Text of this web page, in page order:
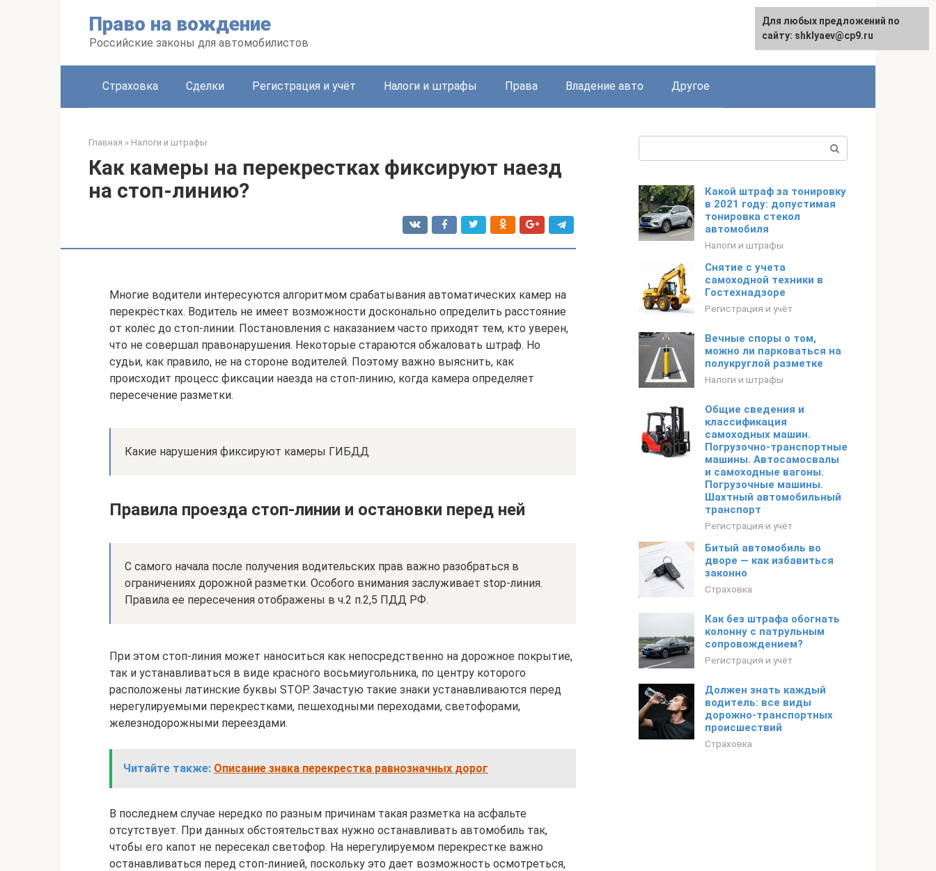
Право на вождение
Российские законы для автомобилистов
Страховка Сделки Регистрация и учёт Налоги и штрафы Права Владение авто Другое
Главная » Налоги и штрафы
Как камеры на перекрестках фиксируют наезд
на стоп-линию?
Многие водители интересуются алгоритмом срабатывания автоматических камер на
перекрёстках. Водитель не имеет возможности досконально определить расстояние
от колёс до стоп-линии. Постановления с наказанием часто приходят тем, кто уверен,
что не совершал правонарушения. Некоторые стараются обжаловать штраф. Но
судьи, как правило, не на стороне водителей. Поэтому важно выяснить, как
происходит процесс фиксации наезда на стоп-линию, когда камера определяет
пересечение разметки.
Какие нарушения фиксируют камеры ГИБДД
Правила проезда стоп-линии и остановки перед ней
С самого начала после получения водительских прав важно разобраться в
ограничениях дорожной разметки. Особого внимания заслуживает stop-линия.
Правила ее пересечения отображены в ч.2 п.2,5 ПДД РФ.
При этом стоп-линия может наноситься как непосредственно на дорожное покрытие,
так и устанавливаться в виде красного восьмиугольника, по центру которого
расположены латинские буквы STOP. Зачастую такие знаки устанавливаются перед
нерегулируемыми перекрестками, пешеходными переходами, светофорами,
железнодорожными переездами.
Читайте также: Описание знака перекрестка равнозначных дорог
В последнем случае нередко по разным причинам такая разметка на асфальте
отсутствует. При данных обстоятельствах нужно останавливать автомобиль так,
чтобы его капот не пересекал светофор. На нерегулируемом перекрестке важно
останавливаться перед стоп-линией, поскольку это дает возможность осмотреться,
Какой штраф за тонировку
в 2021 году: допустимая
тонировка стекол
автомобиля
Налоги и штрафы
Снятие с учета
самоходной техники в
Гостехнадзоре
Регистрация и учёт
Вечные споры о том,
можно ли парковаться на
полукруглой разметке
Налоги и штрафы
Общие сведения и
классификация
самоходных машин.
Погрузочно-транспортные
машины. Автосамосвалы
и самоходные вагоны.
Погрузочные машины.
Шахтный автомобильный
транспорт
Регистрация и учёт
Битый автомобиль во
дворе — как избавиться
законно
Страховка
Как без штрафа обогнать
колонну с патрульным
сопровождением?
Регистрация и учёт
Должен знать каждый
водитель: все виды
дорожно-транспортных
происшествий
Страховка
Для любых предложений по
сайту: shklyaev@cp9.ru